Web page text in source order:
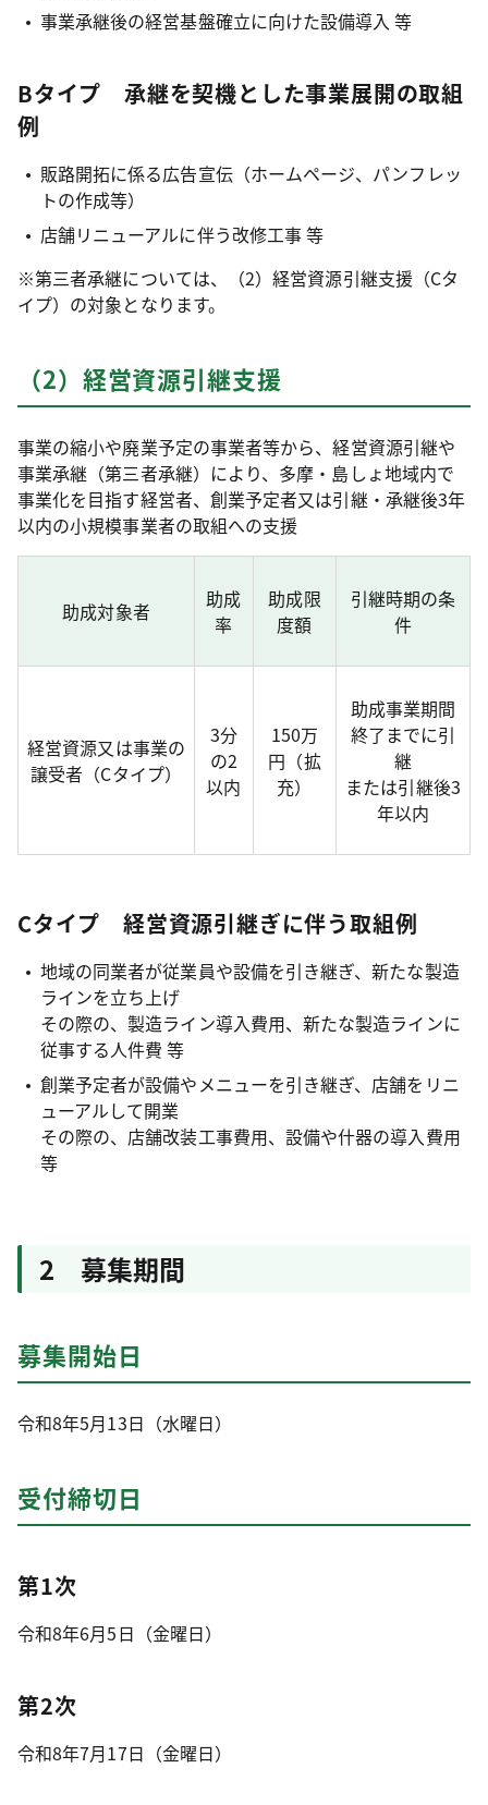
事業承継後の経営基盤確立に向けた設備導入 等
Bタイプ 承継を契機とした事業展開の取組
例
販路開拓に係る広告宣伝（ホームページ、パンフレッ
トの作成等）
店舗リニューアルに伴う改修工事 等
※第三者承継については、（2）経営資源引継支援（Cタ
イプ）の対象となります。
（2）経営資源引継支援
事業の縮小や廃業予定の事業者等から、経営資源引継や
事業承継（第三者承継）により、多摩・島しょ地域内で
事業化を目指す経営者、創業予定者又は引継・承継後3年
以内の小規模事業者の取組への支援
助成対象者
助成
率
助成限
度額
引継時期の条
件
経営資源又は事業の
譲受者（Cタイプ）
3分
の2
以内
150万
円（拡
充）
助成事業期間
終了までに引
継
または引継後3
年以内
Cタイプ 経営資源引継ぎに伴う取組例
地域の同業者が従業員や設備を引き継ぎ、新たな製造
ラインを立ち上げ
その際の、製造ライン導入費用、新たな製造ラインに
従事する人件費 等
創業予定者が設備やメニューを引き継ぎ、店舗をリニ
ューアルして開業
その際の、店舗改装工事費用、設備や什器の導入費用
等
2 募集期間
募集開始日
令和8年5月13日（水曜日）
受付締切日
第1次
令和8年6月5日（金曜日）
第2次
令和8年7月17日（金曜日）